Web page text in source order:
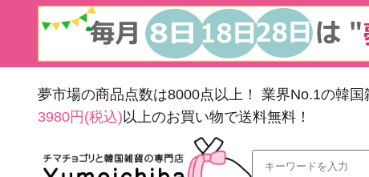
夢市場の商品点数は8000点以上！
業界No.1の韓国
3980円(税込)以上のお買い物で送料無料！